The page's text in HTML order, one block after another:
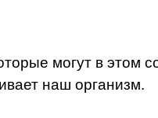
могут в этом
наш организм.